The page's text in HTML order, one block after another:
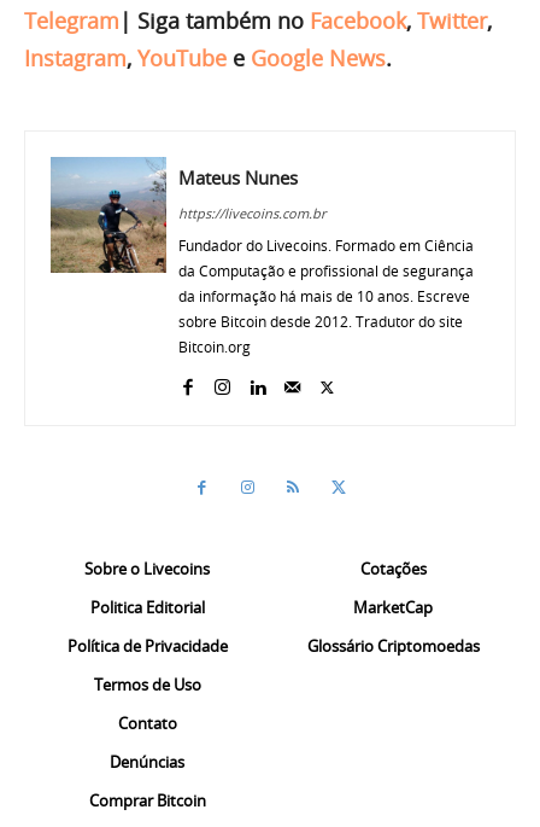
Telegram | Siga também no Facebook, Twitter,
Instagram, YouTube e Google News.
Mateus Nunes
https://livecoins.com.br
Fundador do Livecoins. Formado em Ciência
da Computação e profissional de segurança
da informação há mais de 10 anos. Escreve
sobre Bitcoin desde 2012. Tradutor do site
Bitcoin.org
Sobre o Livecoins
Politica Editorial
Política de Privacidade
Termos de Uso
Contato
Denúncias
Comprar Bitcoin
Cotações
MarketCap
Glossário Criptomoedas